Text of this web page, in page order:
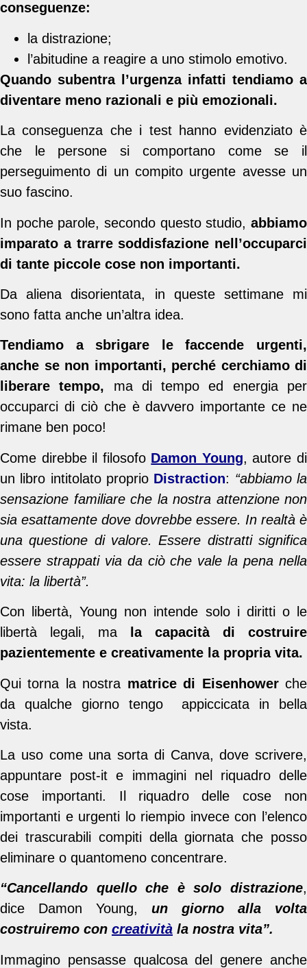
conseguenze:
la distrazione;
l’abitudine a reagire a uno stimolo emotivo.
Quando subentra l’urgenza infatti tendiamo a
diventare meno razionali e più emozionali.
La conseguenza che i test hanno evidenziato è
che le persone si comportano come se il
perseguimento di un compito urgente avesse un
suo fascino.
In poche parole, secondo questo studio, abbiamo
imparato a trarre soddisfazione nell’occuparci
di tante piccole cose non importanti.
Da aliena disorientata, in queste settimane mi
sono fatta anche un’altra idea.
Tendiamo a sbrigare le faccende urgenti,
anche se non importanti, perché cerchiamo di
liberare tempo, ma di tempo ed energia per
occuparci di ciò che è davvero importante ce ne
rimane ben poco!
Come direbbe il filosofo Damon Young, autore di
un libro intitolato proprio Distraction: “abbiamo la
sensazione familiare che la nostra attenzione non
sia esattamente dove dovrebbe essere. In realtà è
una questione di valore. Essere distratti significa
essere strappati via da ciò che vale la pena nella
vita: la libertà”.
Con libertà, Young non intende solo i diritti o le
libertà legali, ma
la capacità di costruire
pazientemente e creativamente la propria vita.
Qui torna la nostra matrice di Eisenhowerche
da qualche giorno tengo appiccicata in bella
vista.
La uso come una sorta di Canva, dove scrivere,
appuntare post-it e immagini nel riquadro delle
cose importanti. Il riquadro delle cose non
importanti e urgenti lo riempio invece con l’elenco
dei trascurabili compiti della giornata che posso
eliminare o quantomeno concentrare.
“Cancellando quello che è solo distrazione,
dice Damon Young, un giorno alla volta
costruiremo con creatività la nostra vita”.
Immagino pensasse qualcosa del genere anche